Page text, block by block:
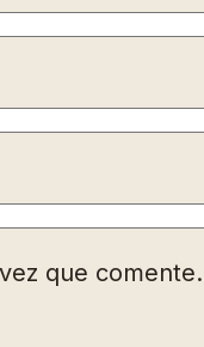
que comente.